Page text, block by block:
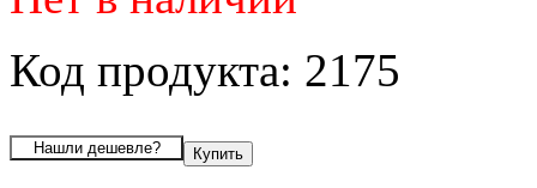
Код продукта: 2175